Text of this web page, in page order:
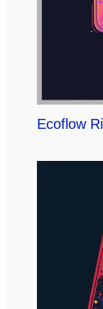
Ecoflow